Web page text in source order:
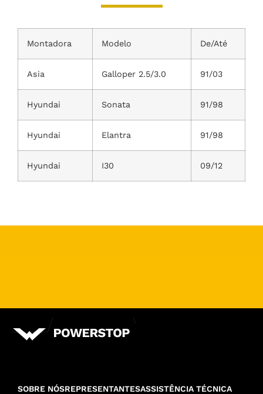
Montadora Modelo De/Até
Asia Galloper 2.5/3.0 91/03
Hyundai Sonata 91/98
Hyundai Elantra 91/98
Hyundai I30 09/12
SOBRE NÓSREPRESENTANTESASSISTÊNCIA TÉCNICA